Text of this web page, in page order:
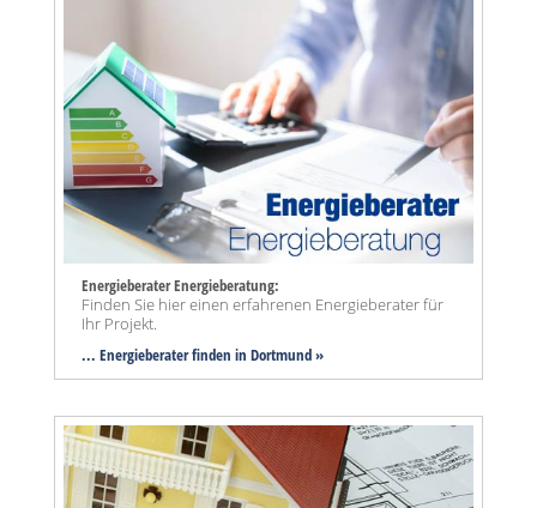
Energieberater Energieberatung:
Finden Sie hier einen erfahrenen Energieberater für
Ihr Projekt.
... Energieberater finden in Dortmund »